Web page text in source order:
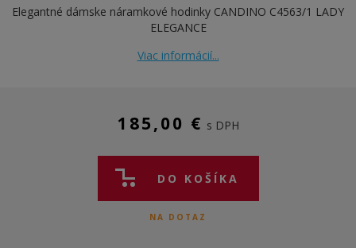
Elegantné dámske náramkové hodinky CANDINO C4563/1 LADY
ELEGANCE
Viac informácií...
185,00 € s DPH
DO KOŠÍKA
NA DOTAZ